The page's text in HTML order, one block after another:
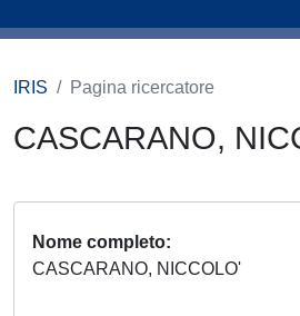
IRIS Pagina ricercatore
CASCARANO,
Nome completo
CASCARANO, NICCOLO'